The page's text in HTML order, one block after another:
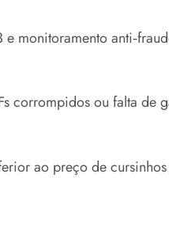
monitoramento
corrompidos ou falta
ao preço de